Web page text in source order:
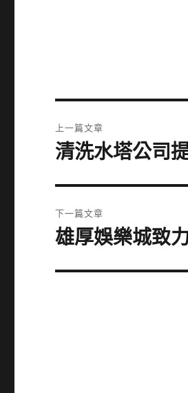
章
上一篇文章
上
篇
文
章:
清洗水塔公司
下一篇文章
下
篇
雄厚娛樂城致